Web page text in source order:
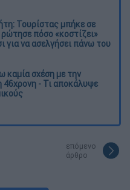
Τουρίστας μπήκε σε
πόσο «κοστίζει»
για να ασελγήσει πάνω του
καμία σχέση με την
46χρονη - Τι αποκάλυψε
επόμενο
άρθρο